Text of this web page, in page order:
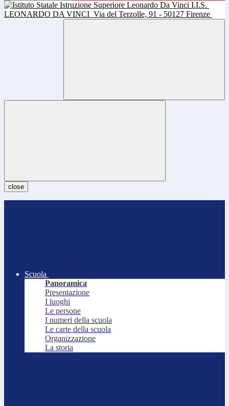
I.I.S.
LEONARDO DA VINCI Via del Terzolle, 91 - 50127 Firenze
close
Scuola
Panoramica
Presentazione
I luoghi
Le persone
I numeri della scuola
Le carte della scuola
Organizzazione
La storia